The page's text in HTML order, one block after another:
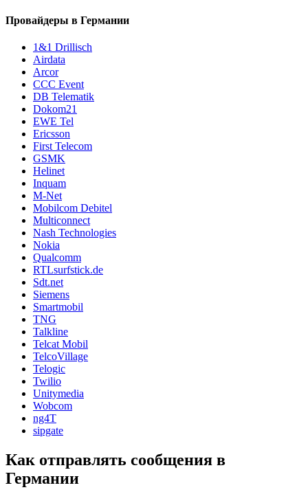
Провайдеры в Германии
1&1 Drillisch
Airdata
Arcor
CCC Event
DB Telematik
Dokom21
EWE Tel
Ericsson
First Telecom
GSMK
Helinet
Inquam
M-Net
Mobilcom Debitel
Multiconnect
Nash Technologies
Nokia
Qualcomm
RTLsurfstick.de
Sdt.net
Siemens
Smartmobil
TNG
Talkline
Telcat Mobil
TelcoVillage
Telogic
Twilio
Unitymedia
Wobcom
ng4T
sipgate
Как отправлять сообщения в
Германии